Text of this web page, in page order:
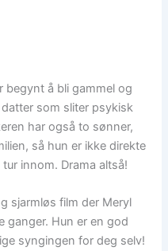
begynt å bli gammel og
som sliter psykisk
har også to sønner,
så hun er ikke direkte
innom. Drama altså!
sjarmløs film der Meryl
ganger. Hun er en god
syngingen for deg selv!